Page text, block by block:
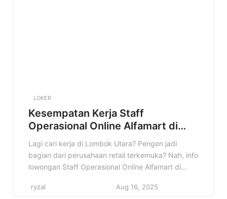
LOKER
Kesempatan Kerja Staff
Operasional Online Alfamart di
Lombok Utara Terbaru
Lagi cari kerja di Lombok Utara? Pengen jadi
bagian dari perusahaan retail terkemuka? Nah, info
lowongan Staff Operasional Online Alfamart di
sampai kelewatan kesempatan emas ini ya! Di
ryzal Aug 16, 2025